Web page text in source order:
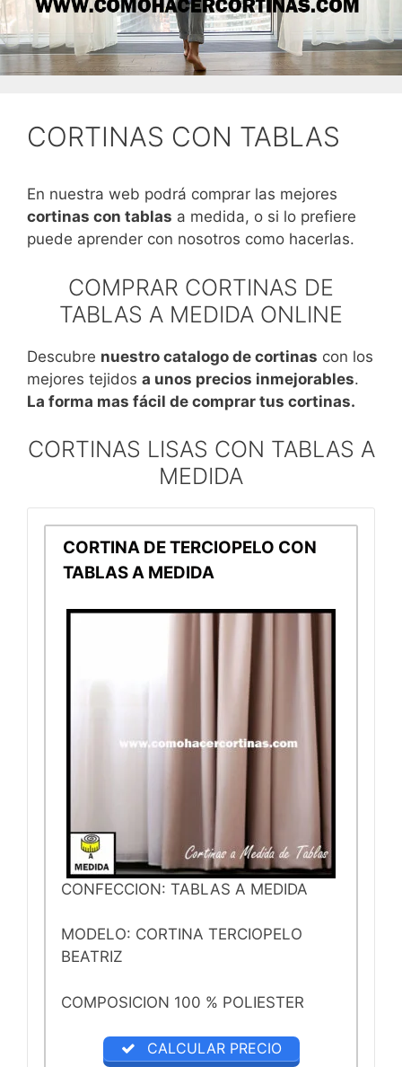
CORTINAS CON TABLAS
En nuestra web podrá comprar las mejores
cortinas con tablas a medida, o si lo prefiere
puede aprender con nosotros como hacerlas.
COMPRAR CORTINAS DE
TABLAS A MEDIDA ONLINE
Descubre nuestro catalogo de cortinas con los
mejores tejidos a unos precios inmejorables.
La forma mas fácil de comprar tus cortinas.
CORTINAS LISAS CON TABLAS A
MEDIDA
CORTINA DE TERCIOPELO CON
TABLAS A MEDIDA
CONFECCION: TABLAS A MEDIDA
MODELO: CORTINA TERCIOPELO
BEATRIZ
COMPOSICION 100 % POLIESTER
CALCULAR PRECIO